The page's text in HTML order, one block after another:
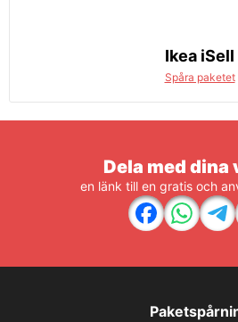
Ikea iSell
Spåra paketet
Dela med dina
en länk till en gratis och